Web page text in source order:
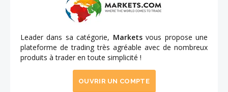
Leader dans sa catégorie, Marketsvous propose une
plateforme de trading très agréable avec de nombreux
produits à trader en toute simplicité !
OUVRIR UN COMPTE